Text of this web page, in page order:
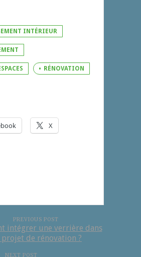
INTÉRIEUR
RÉNOVATION
X
PREVIOUS POST
intégrer une verrière dans
projet de rénovation ?
NEXT POST